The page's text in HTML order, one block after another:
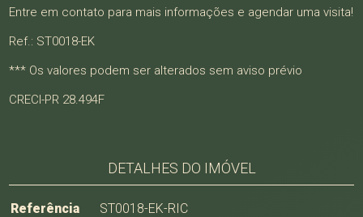
Entre em contato para mais informações e agendar uma visita!
Ref.: ST0018-EK
*** Os valores podem ser alterados sem aviso prévio
CRECI-PR 28.494F
DETALHES DO IMÓVEL
Referência
ST0018-EK-RIC